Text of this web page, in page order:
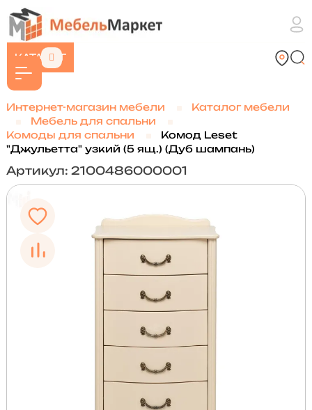
КАТАЛОГ
Интернет-магазин мебели
Каталог мебели
Мебель для спальни
Комоды для спальни
Комод Leset
"Джульетта" узкий (5 ящ.) (Дуб шампань)
Артикул: 2100486000001